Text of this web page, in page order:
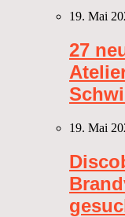
19. Mai
27
19. Mai